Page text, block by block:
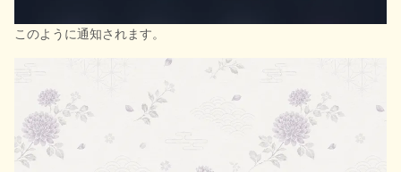
このように通知されます。